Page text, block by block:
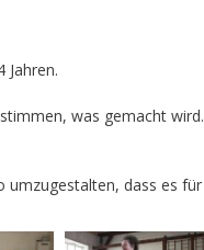
was gemacht wird.
umzugestalten, dass es für